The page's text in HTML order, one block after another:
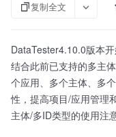
复制全文
DataTester4.10.0版本
结合此前已支持的多主
个应用、多个主体、多
性，提高项目/应用管理
主体/多ID类型的使用注